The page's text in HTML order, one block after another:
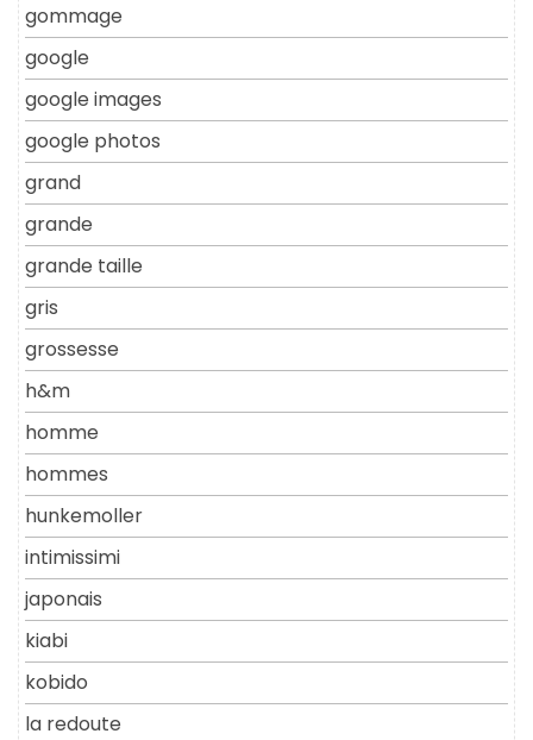
gommage
google
google images
google photos
grand
grande
grande taille
gris
grossesse
h&m
homme
hommes
hunkemoller
intimissimi
japonais
kiabi
kobido
la redoute